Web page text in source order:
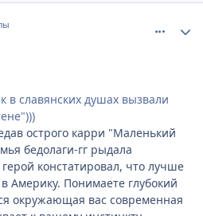
в славянских душах вызвали
острого карри "Маленький
бедолаги-гг рыдала
констатировал, что лучше
Америку. Понимаете глубокий
окружающая вас современная